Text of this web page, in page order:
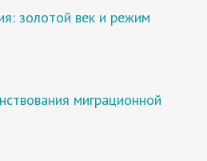
золотой век и режим
миграционной